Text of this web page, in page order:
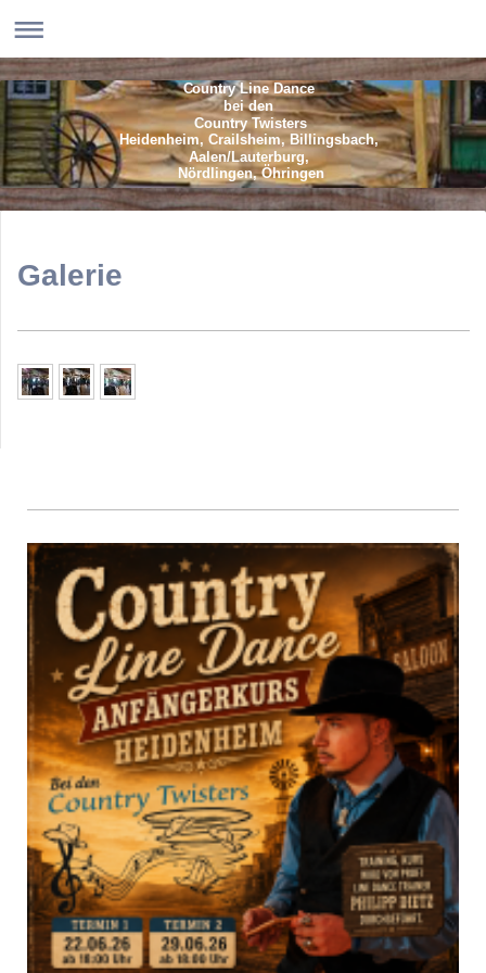
Country Line Dance
bei den
Country Twisters
Heidenheim, Crailsheim, Billingsbach,
Aalen/Lauterburg,
Nördlingen, Öhringen
Galerie